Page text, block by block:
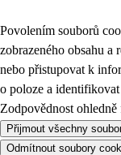
Povolením souborů
zobrazeného obsahu a
nebo přistupovat k
o poloze a identifikovat
Zodpovědnost
Přijmout všechny
Odmítnout soubory